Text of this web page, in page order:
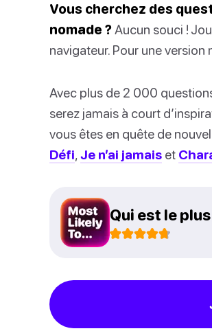
Vous cherchez des
nomade ?Aucun souci !
navigateur. Pour une version
Avec plus de 2 000
serez jamais à court
vous êtes en quête de
Défi, Je n’ai jamais et
Qui est le plus